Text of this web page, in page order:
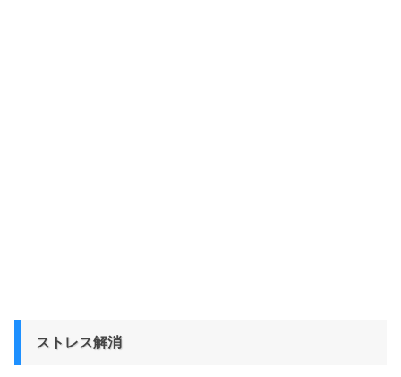
ストレス解消